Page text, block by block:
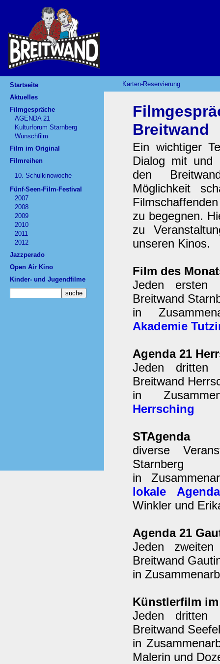
Startseite
Aktuelles
Filmgespräche
AGENDA 21
Kulturforum Starnberg
Wunschfilm
Film im Original
Filmreihen
10. Schulkinowoche
Fünf-Seen-Film-Festival
2007
2008
2009
2010
2011
2012
Jazzperado
Open Air Kino
Kinder- und Jugendfilme
Karten-Reservierung
Breitwand
Ein wichtiger
Dialog mit und
den
Möglichkeit
zu begegnen.
zu
unseren Kinos.
Film des
Jeden ersten
Breitwand
in
Akademie
Agenda 21
Jeden dritten
Breitwand
in
Herrsching
STAgenda
diverse
Starnberg
in
lokale
Winkler und
Agenda 21
Jeden
Breitwand
in
Künstlerfilm
Jeden dritten
Breitwand
in
Malerin und